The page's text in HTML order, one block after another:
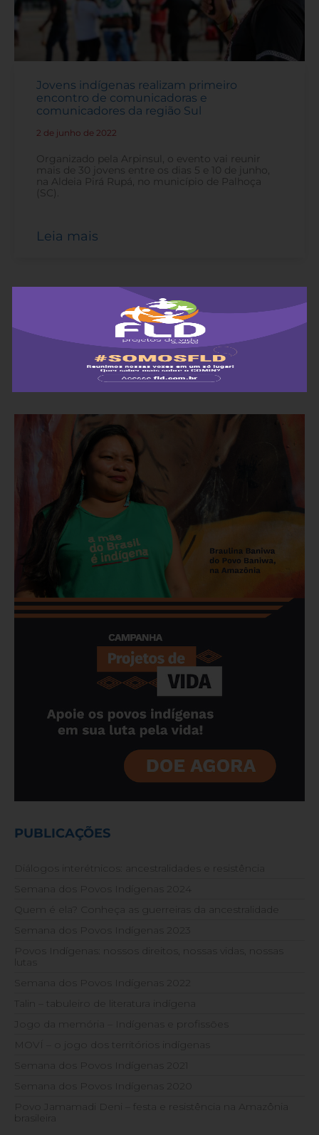
Jovens indígenas realizam primeiro
encontro de comunicadoras e
comunicadores da região Sul
2 de junho de 2022
Organizado pela Arpinsul, o evento vai reunir
mais de 30 jovens entre os dias 5 e 10 de junho,
na Aldeia Pirá Rupá, no município de Palhoça
(SC).
Leia mais
ANTERIORES
ANTERIORES
PUBLICAÇÕES
Diálogos interétnicos: ancestralidades e resistência
Semana dos Povos Indígenas 2024
Quem é ela? Conheça as guerreiras da ancestralidade
Semana dos Povos Indígenas 2023
Povos Indígenas: nossos direitos, nossas vidas, nossas
lutas
Semana dos Povos Indígenas 2022
Talin – tabuleiro de literatura indígena
Jogo da memória – Indígenas e profissões
MOVÍ – o jogo dos territórios indígenas
Semana dos Povos Indígenas 2021
Semana dos Povos Indígenas 2020
Povo Jamamadi Deni – festa e resistência na Amazônia
brasileira